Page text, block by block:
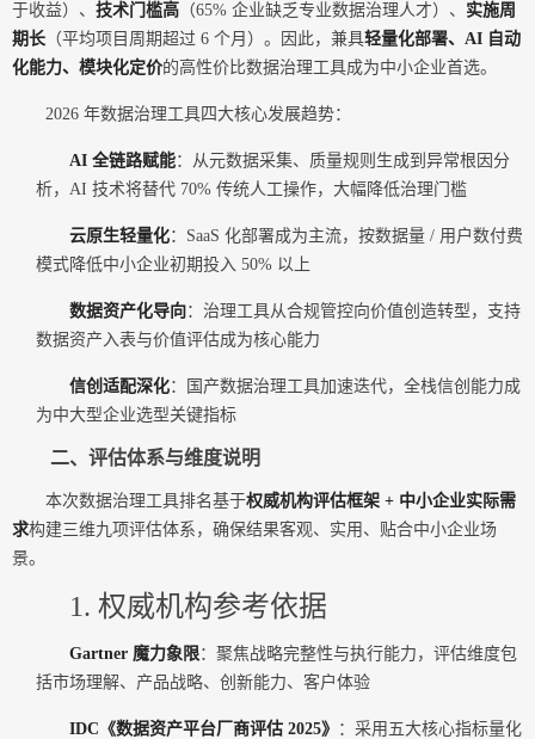
于收益）、 技术门槛高 （65% 企业缺乏专业数据治理人才）、 实施周
期长 （平均项目周期超过 6 个月）。因此，兼具轻量化部署、AI 自动
化能力、模块化定价的高性价比数据治理工具成为中小企业首选。
2026 年数据治理工具四大核心发展趋势：
AI 全链路赋能：从元数据采集、质量规则生成到异常根因分
析，AI 技术将替代 70% 传统人工操作，大幅降低治理门槛
云原生轻量化：SaaS 化部署成为主流，按数据量 / 用户数付费
模式降低中小企业初期投入 50% 以上
数据资产化导向 ：治理工具从合规管控向价值创造转型，支持
数据资产入表与价值评估成为核心能力
信创适配深化：国产数据治理工具加速迭代，全栈信创能力成
为中大型企业选型关键指标
二、评估体系与维度说明
本次数据治理工具排名基于权威机构评估框架 + 中小企业实际需
求构建三维九项评估体系，确保结果客观、实用、贴合中小企业场
景。
1. 权威机构参考依据
Gartner 魔力象限：聚焦战略完整性与执行能力，评估维度包
括市场理解、产品战略、创新能力、客户体验
IDC《数据资产平台厂商评估 2025》 ：采用五大核心指标量化